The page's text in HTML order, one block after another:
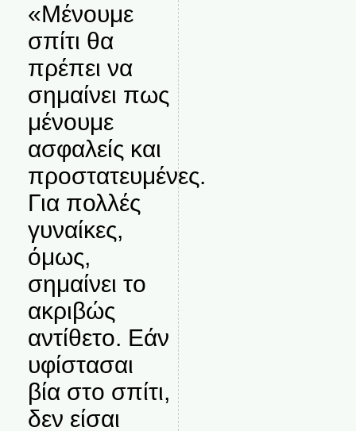
«Μένουμε
σπίτι θα
πρέπει να
σημαίνει πως
μένουμε
ασφαλείς και
προστατευμένες.
Για πολλές
γυναίκες,
όμως,
σημαίνει το
ακριβώς
αντίθετο. Εάν
υφίστασαι
βία στο σπίτι,
δεν είσαι